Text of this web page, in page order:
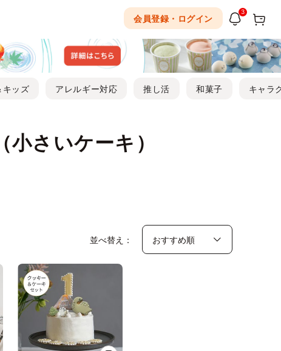
会員登録・ログイン
3
キッズ アレルギー対応 推し活 和菓子 キャラ
さいケーキ）
並べ替え：